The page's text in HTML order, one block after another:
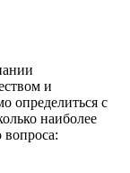
и
определиться с
наиболее